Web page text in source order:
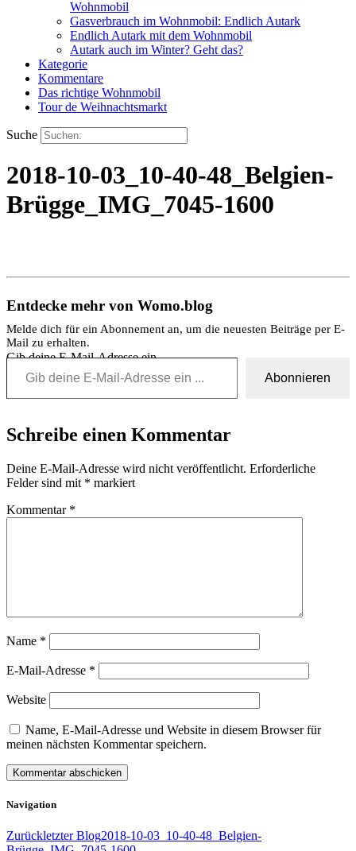
Wohnmobil
Gasverbrauch im Wohnmobil: Endlich Autark
Endlich Autark mit dem Wohnmobil
Autark auch im Winter? Geht das?
Kategorie
Kommentare
Das richtige Wohnmobil
Tour de Weihnachtsmarkt
Suche
2018-10-03_10-40-48_Belgien-
Brügge_IMG_7045-1600
Entdecke mehr von Womo.blog
Melde dich für ein Abonnement an, um die neuesten Beiträge per E-
Mail zu erhalten.
Gib deine E-Mail-Adresse ein ...
Abonnieren
Schreibe einen Kommentar
Deine E-Mail-Adresse wird nicht veröffentlicht. Erforderliche
Felder sind mit * markiert
Kommentar *
Name *
E-Mail-Adresse *
Website
Name, E-Mail-Adresse und Website in diesem Browser für
meinen nächsten Kommentar speichern.
Navigation
Zurückletzter Blog2018-10-03_10-40-48_Belgien-